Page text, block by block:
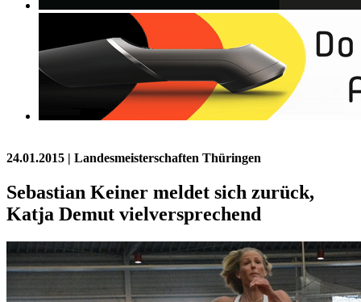
24.01.2015 | Landesmeisterschaften Thüringen
Sebastian Keiner meldet sich zurück,
Katja Demut vielversprechend